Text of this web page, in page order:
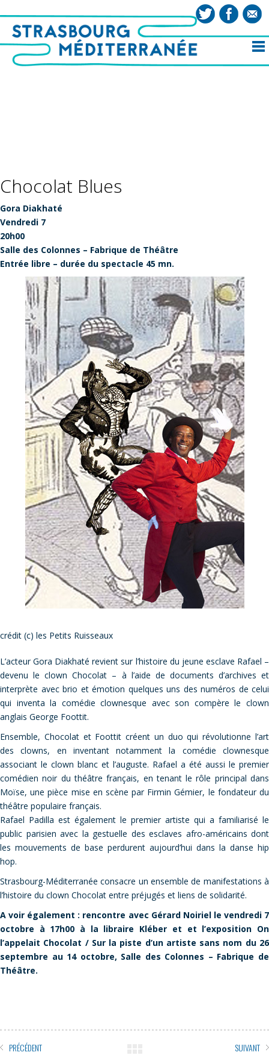
Chocolat Blues
Gora Diakhaté
Vendredi 7
20h00
Salle des Colonnes – Fabrique de Théâtre
Entrée libre – durée du spectacle 45 mn.
crédit (c) les Petits Ruisseaux
L’acteur Gora Diakhaté revient sur l’histoire du jeune esclave Rafael –
devenu le clown Chocolat – à l’aide de documents d’archives et
interprète avec brio et émotion quelques uns des numéros de celui
qui inventa la comédie clownesque avec son compère le clown
anglais George Foottit.
Ensemble, Chocolat et Foottit créent un duo qui révolutionne l’art
des clowns, en inventant notamment la comédie clownesque
associant le clown blanc et l’auguste. Rafael a été aussi le premier
comédien noir du théâtre français, en tenant le rôle principal dans
Moïse, une pièce mise en scène par Firmin Gémier, le fondateur du
théâtre populaire français.
Rafael Padilla est également le premier artiste qui a familiarisé le
public parisien avec la gestuelle des esclaves afro-américains dont
les mouvements de base perdurent aujourd’hui dans la danse hip
hop.
Strasbourg-Méditerranée consacre un ensemble de manifestations à
l’histoire du clown Chocolat entre préjugés et liens de solidarité.
A voir également : rencontre avec Gérard Noiriel le vendredi 7
octobre à 17h00 à la libraire Kléber et et l’exposition On
l’appelait Chocolat / Sur la piste d’un artiste sans nom du 26
septembre au 14 octobre, Salle des Colonnes – Fabrique de
Théâtre.
PRÉCÉDENT SUIVANT